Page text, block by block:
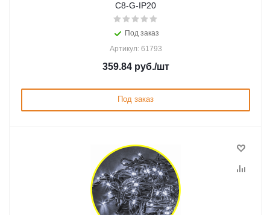
C8-G-IP20
Под заказ
Артикул: 61793
359.84руб./шт
Под заказ